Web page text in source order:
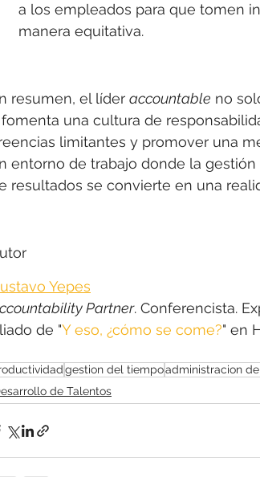
a los empleados para que tomen
manera equitativa.
resumen, el líder accountable no
una cultura de
limitantes y promover una
entorno de trabajo donde la
resultados se convierte en una
Yepes
Partner. Conferencista.
de "Y eso, ¿cómo se come?" en
gestion del tiempoadministracion
de Talentos